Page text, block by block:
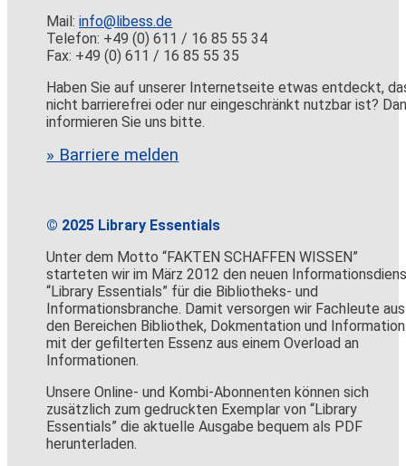
Mail:info@libess.de
Telefon: +49 (0) 611 / 16 85 55 34
Fax: +49 (0) 611 / 16 85 55 35
Haben Sie auf unserer Internetseite etwas entdeckt,
nicht barrierefrei oder nur eingeschränkt nutzbar ist?
informieren Sie uns bitte.
» Barriere melden
© 2025 Library Essentials
Unter dem Motto “FAKTEN SCHAFFEN WISSEN”
starteten wir im März 2012 den neuen
“Library Essentials” für die Bibliotheks- und
Informationsbranche. Damit versorgen wir Fachleute aus
den Bereichen Bibliothek, Dokmentation und Information
mit der gefilterten Essenz aus einem Overload an
Informationen.
Unsere Online- und Kombi-Abonnenten können sich
zusätzlich zum gedruckten Exemplar von “Library
Essentials” die aktuelle Ausgabe bequem als PDF
herunterladen.